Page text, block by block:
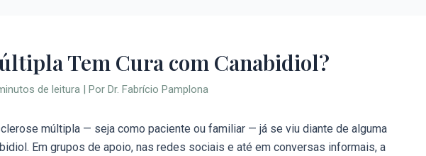
Tem Cura com Canabidiol?
de leitura | Por Dr. Fabrício Pamplona
múltipla — seja como paciente ou familiar — já se viu diante de alguma
Em grupos de apoio, nas redes sociais e até em conversas informais, a